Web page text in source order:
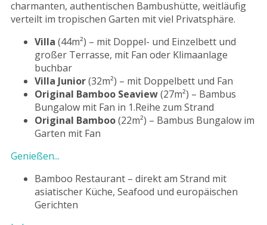
charmanten, authentischen Bambushütte, weitläufig
verteilt im tropischen Garten mit viel Privatsphäre.
Villa (44m²) – mit Doppel- und Einzelbett und
großer Terrasse, mit Fan oder Klimaanlage
buchbar
Villa Junior(32m²) – mit Doppelbett und Fan
Original Bamboo Seaview(27m²) – Bambus
Bungalow mit Fan in 1.Reihe zum Strand
Original Bamboo(22m²) – Bambus Bungalow im
Garten mit Fan
Genießen...
Bamboo Restaurant – direkt am Strand mit
asiatischer Küche, Seafood und europäischen
Gerichten